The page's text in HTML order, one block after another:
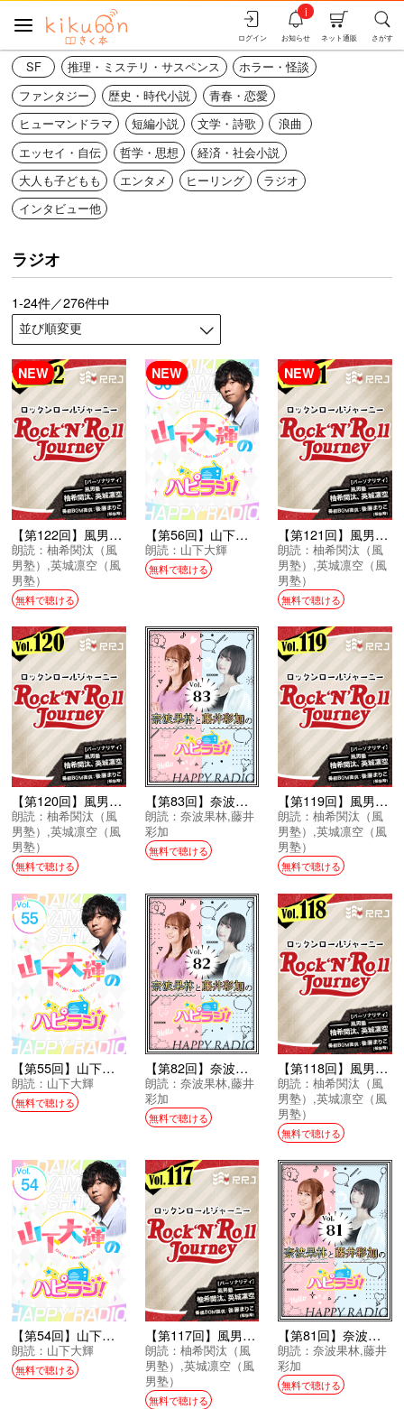
さがす
ネット通販
お知らせ
i
ログイン
SF 推理・ミステリ・サスペンス
ホラー・怪談
ファンタジー
歴史・時代小説
青春・恋愛
ヒューマンドラマ
短編小説 文学・詩歌
浪曲
エッセイ・自伝
哲学・思想
経済・社会小説
大人も子どもも
エンタメ ヒーリング
ラジオ
インタビュー他
ラジオ
1-24件／276件中
NEW
【第122回】風男塾のRock’N’Roll Journey
朗読：柚希関汰（風
男塾） ,英城凛空（風
男塾）
無料で聴ける
NEW
【第56回】山下大輝のハピラジ！
朗読： 山下大輝
無料で聴ける
NEW
【第121回】風男塾のRock’N’Roll Journey
朗読：柚希関汰（風
男塾） ,英城凛空（風
男塾）
無料で聴ける
【第120回】風男塾のRock’N’Roll Journey
朗読：柚希関汰（風
男塾） ,英城凛空（風
男塾）
無料で聴ける
【第83回】奈波果林と藤井彩加のハピラジ！
朗読： 奈波果林,藤井
彩加
無料で聴ける
【第119回】風男塾のRock’N’Roll Journey
朗読：柚希関汰（風
男塾） ,英城凛空（風
男塾）
無料で聴ける
【第55回】山下大輝のハピラジ！
朗読： 山下大輝
無料で聴ける
【第82回】奈波果林と藤井彩加のハピラジ！
朗読： 奈波果林,藤井
彩加
無料で聴ける
【第118回】風男塾のRock’N’Roll Journey
朗読：柚希関汰（風
男塾） ,英城凛空（風
男塾）
無料で聴ける
【第54回】山下大輝のハピラジ！
朗読： 山下大輝
無料で聴ける
【第117回】風男塾のRock’N’Roll Journey
朗読： 柚希関汰（風
男塾） ,英城凛空（風
男塾）
無料で聴ける
【第81回】奈波果林と藤井彩加のハピラジ！
朗読：奈波果林,藤井
彩加
無料で聴ける